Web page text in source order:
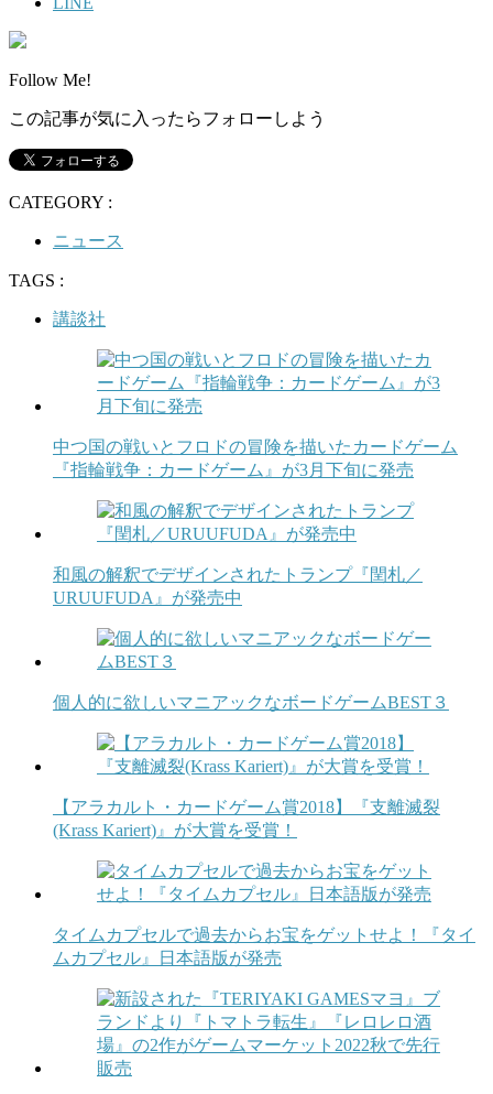
Follow Me!
この記事が気に入ったらフォローしよう
CATEGORY :
ニュース
TAGS :
講談社
中つ国の戦いとフロドの冒険を描いたカードゲーム
『指輪戦争：カードゲーム』が3月下旬に発売
和風の解釈でデザインされたトランプ『閏札／
URUUFUDA』が発売中
個人的に欲しいマニアックなボードゲームBEST３
【アラカルト・カードゲーム賞2018】『支離滅裂
(Krass Kariert)』が大賞を受賞！
タイムカプセルで過去からお宝をゲットせよ！『タイ
ムカプセル』日本語版が発売